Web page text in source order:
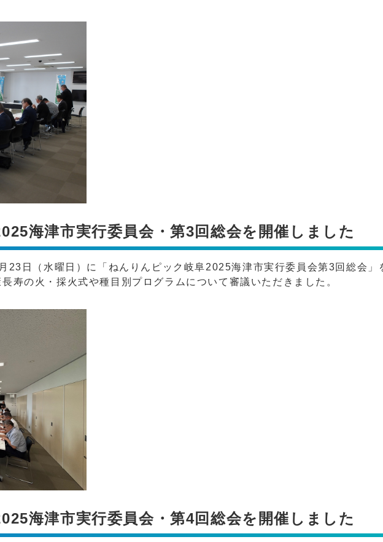
海津市実行委員会・第3回総会を開催しました
23日（水曜日）に「ねんりんピック岐阜2025海津市実行委員会第3回総会」
寿の火・採火式や種目別プログラムについて審議いただきました。
海津市実行委員会・第4回総会を開催しました